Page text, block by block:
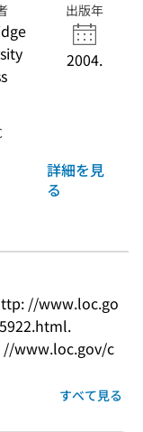
出版年
2004.
詳細を見
る
//www.loc.go
//www.loc.gov/c
すべて見る